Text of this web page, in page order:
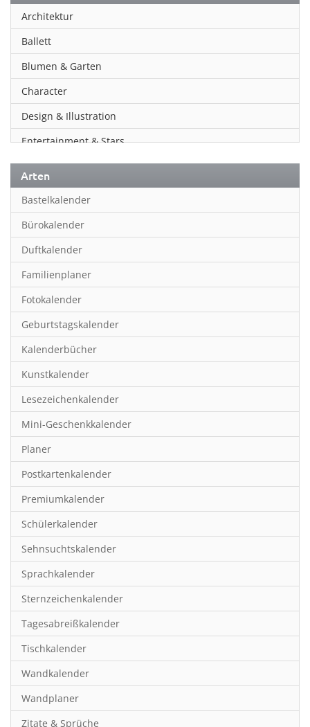
Architektur
Ballett
Blumen & Garten
Character
Design & Illustration
Entertainment & Stars
Erotik
Essen & Trinken
Familienplaner
Fantasy
Film
Fotokunst
Frauen
Fußball
Gaming
Geburtstagskalender
Geschichte
Hobby & Basteln
Humor & Cartoon
Inspiration & Entspannung
Inspiration & Spiritualität
Kinderkalender
Kunst
Länder & Städte
Landschaft & Natur
Lifestyle
Literatur
Manga & Animé
Neutrale Kalender
Arten
Bastelkalender
Bürokalender
Duftkalender
Familienplaner
Fotokalender
Geburtstagskalender
Kalenderbücher
Kunstkalender
Lesezeichenkalender
Mini-Geschenkkalender
Planer
Postkartenkalender
Premiumkalender
Schülerkalender
Sehnsuchtskalender
Sprachkalender
Sternzeichenkalender
Tagesabreißkalender
Tischkalender
Wandkalender
Wandplaner
Zitate & Sprüche